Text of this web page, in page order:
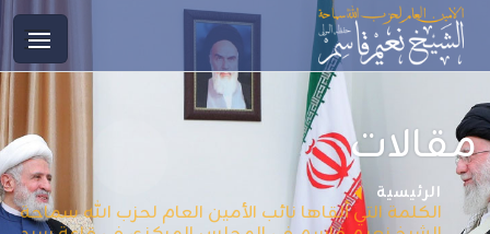
مقالات
الرئيسية
الكلمة التي ألقاها نائب الأمين العام لحزب الله سماحة